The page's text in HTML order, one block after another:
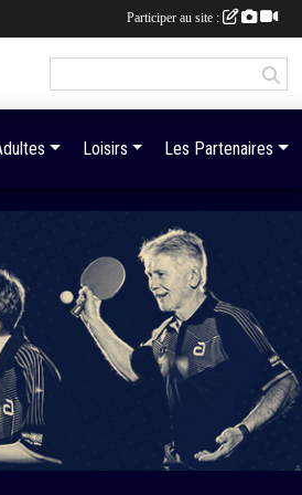
Loisirs Les Partenaires
Participer au site :